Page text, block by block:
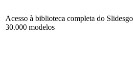
Acesso à biblioteca completa do
30.000 modelos